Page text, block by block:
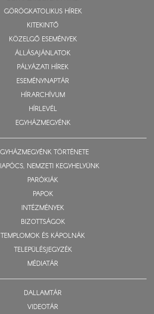
GÖRÖGKATOLIKUS HÍREK
KITEKINTŐ
KÖZELGŐ ESEMÉNYEK
ÁLLÁSAJÁNLATOK
PÁLYÁZATI HÍREK
ESEMÉNYNAPTÁR
HÍRARCHÍVUM
HÍRLEVÉL
EGYHÁZMEGYÉNK
TÖRTÉNETE
NEMZETI KEGYHELYÜNK
PARÓKIÁK
PAPOK
INTÉZMÉNYEK
BIZOTTSÁGOK
TEMPLOMOK ÉS KÁPOLNÁK
TELEPÜLÉSJEGYZÉK
MÉDIATÁR
DALLAMTÁR
VIDEOTÁR